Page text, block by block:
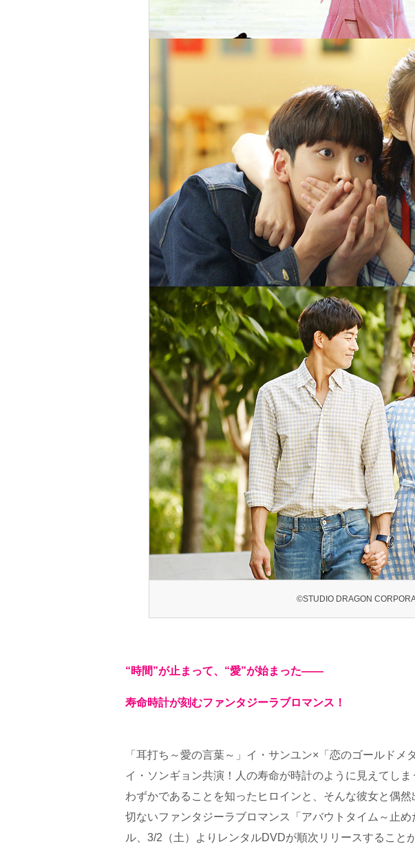
©STUDIO DRAGON
“時間”が止まって、“愛”が始まった――
寿命時計が刻むファンタジーラブロマンス！
「耳打ち～愛の言葉～」イ・サンユン×「恋のゴールドメ
イ・ソンギョン共演！人の寿命が時計のように見えてし
わずかであることを知ったヒロインと、そんな彼女と偶
切ないファンタジーラブロマンス「アバウトタイム～止
ル、3/2（土）よりレンタルDVDが順次リリースすること